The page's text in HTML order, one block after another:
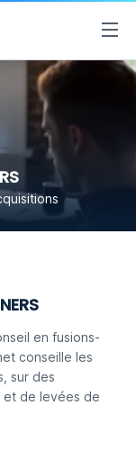
en fusions-
conseille les
sur des
et de levées de